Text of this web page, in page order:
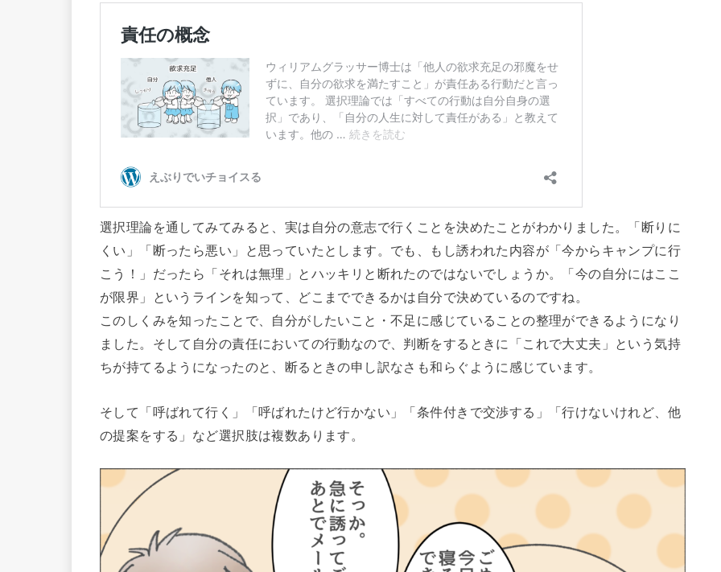
選択理論を通してみてみると、実は自分の意志で行くことを決めたことがわかりました。「断りに
くい」「断ったら悪い」と思っていたとします。でも、もし誘われた内容が「今からキャンプに行
こう！」だったら「それは無理」とハッキリと断れたのではないでしょうか。「今の自分にはここ
が限界」というラインを知って、どこまでできるかは自分で決めているのですね。
このしくみを知ったことで、自分がしたいこと・不足に感じていることの整理ができるようになり
ました。そして自分の責任においての行動なので、判断をするときに「これで大丈夫」という気持
ちが持てるようになったのと、断るときの申し訳なさも和らぐように感じています。
そして「呼ばれて行く」「呼ばれたけど行かない」「条件付きで交渉する」「行けないけれど、他
の提案をする」など選択肢は複数あります。